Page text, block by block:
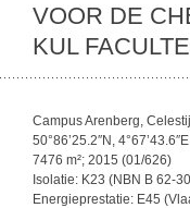
VOOR DE
KUL
Campus Arenberg,
50°86’25.2″N, 4°67’43.6″E
7476 m²; 2015 (01/626)
Isolatie: K23 (NBN B 62-
Energieprestatie: E45